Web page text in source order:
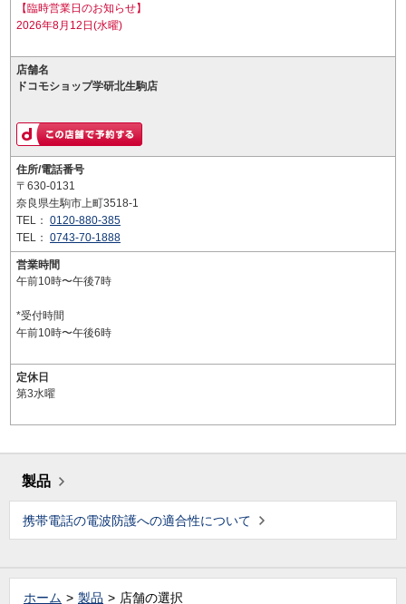
【臨時営業日のお知らせ】
2026年8月12日(水曜)
店舗名
ドコモショップ学研北生駒店
住所/電話番号
〒630-0131
奈良県生駒市上町3518-1
TEL： 0120-880-385
TEL： 0743-70-1888
営業時間
午前10時〜午後7時
*受付時間
午前10時〜午後6時
定休日
第3水曜
製品
携帯電話の電波防護への適合性について
ホーム 製品 店舗の選択